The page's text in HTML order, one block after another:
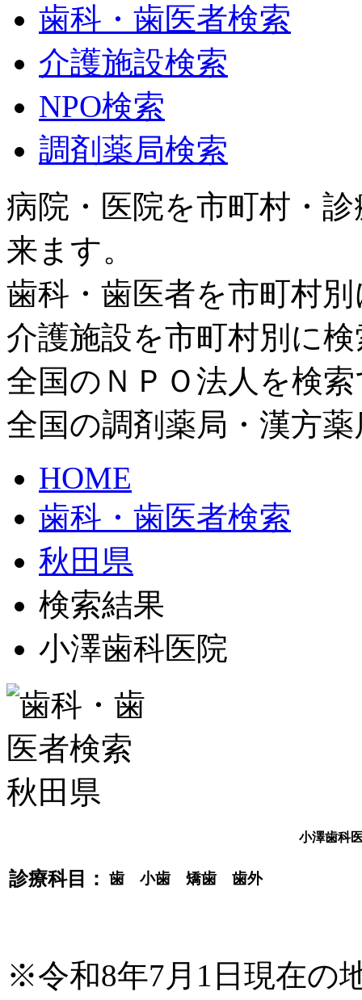
歯科・歯医者検索
介護施設検索
NPO検索
調剤薬局検索
病院・医院を市町村・
来ます。
歯科・歯医者を市町村
介護施設を市町村別に
全国のＮＰＯ法人を検
全国の調剤薬局・漢方
HOME
歯科・歯医者検索
秋田県
検索結果
小澤歯科医院
小澤歯科
診療科目： 歯 小歯 矯歯 歯外
※令和8年7月1日現在の